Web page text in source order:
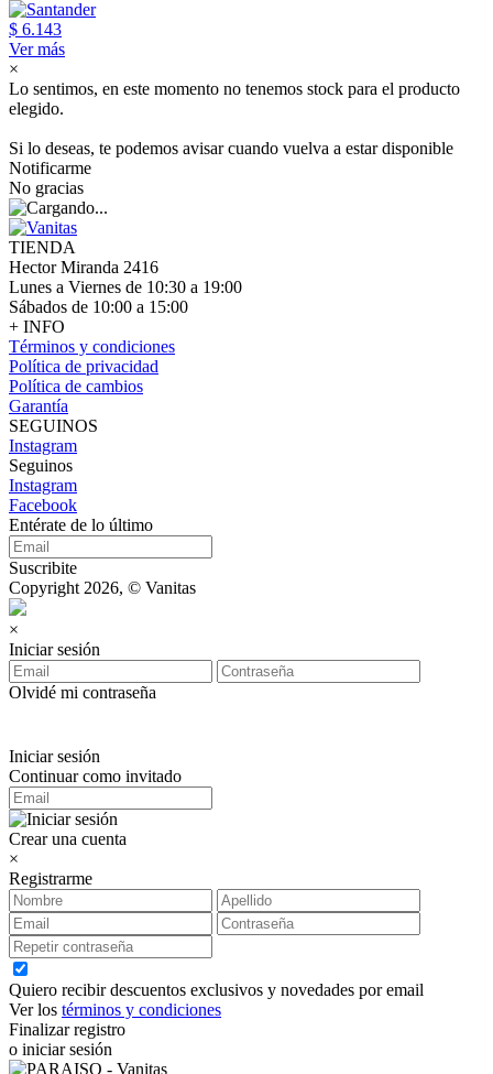
$ 6.143
Ver más
×
Lo sentimos, en este momento no tenemos stock para el producto
elegido.
Si lo deseas, te podemos avisar cuando vuelva a estar disponible
Notificarme
No gracias
TIENDA
Hector Miranda 2416
Lunes a Viernes de 10:30 a 19:00
Sábados de 10:00 a 15:00
+ INFO
Términos y condiciones
Política de privacidad
Política de cambios
Garantía
SEGUINOS
Instagram
Seguinos
Instagram
Facebook
Entérate de lo último
Suscribite
Copyright 2026, © Vanitas
×
Iniciar sesión
Olvidé mi contraseña
Iniciar sesión
Continuar como invitado
Crear una cuenta
×
Registrarme
Quiero recibir descuentos exclusivos y novedades por email
Ver los términos y condiciones
Finalizar registro
o iniciar sesión